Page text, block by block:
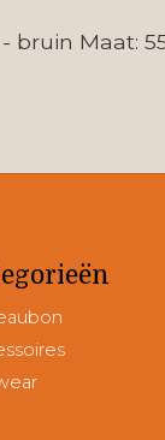
bruin Maat: